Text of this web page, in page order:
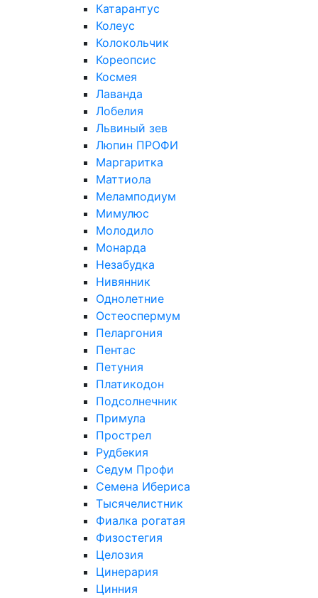
Катарантус
Колеус
Колокольчик
Кореопсис
Космея
Лаванда
Лобелия
Львиный зев
Люпин ПРОФИ
Маргаритка
Маттиола
Меламподиум
Мимулюс
Молодило
Монарда
Незабудка
Нивянник
Однолетние
Остеоспермум
Пеларгония
Пентас
Петуния
Платикодон
Подсолнечник
Примула
Прострел
Рудбекия
Седум Профи
Семена Ибериса
Тысячелистник
Фиалка рогатая
Физостегия
Целозия
Цинерария
Цинния